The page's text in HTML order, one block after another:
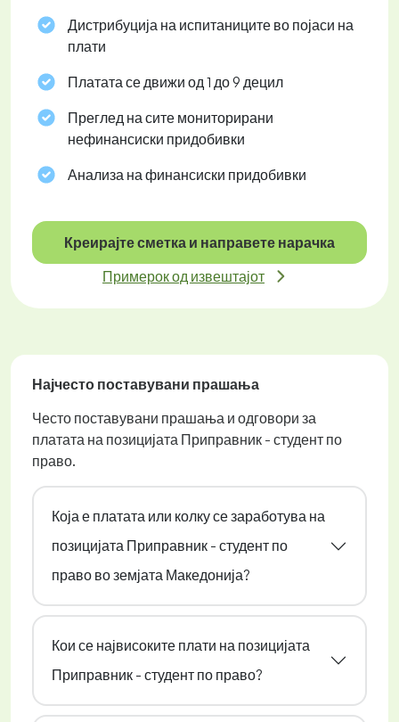
Дистрибуција на испитаниците во појаси на
плати
Платата се движи од 1 до 9 децил
Преглед на сите мониторирани
нефинансиски придобивки
Анализа на финансиски придобивки
Креирајте сметка и направете нарачка
Примерок од извештајот
Најчесто поставувани прашања
Често поставувани прашања и одговори за
платата на позицијата Приправник - студент по
право.
Која е платата или колку се заработува на
позицијата Приправник - студент по
право во земјата Македонија?
Кои се највисоките плати на позицијата
Приправник - студент по право?